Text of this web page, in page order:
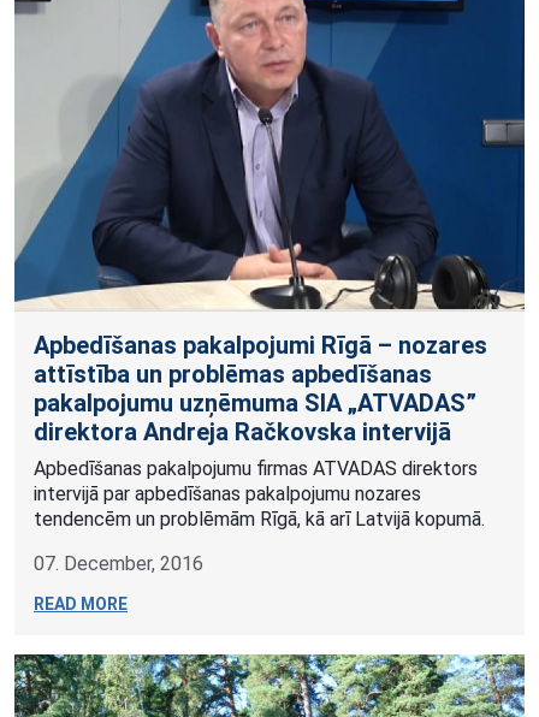
Apbedīšanas pakalpojumi Rīgā – nozares
attīstība un problēmas apbedīšanas
pakalpojumu uzņēmuma SIA „ATVADAS”
direktora Andreja Račkovska intervijā
Apbedīšanas pakalpojumu firmas ATVADAS direktors
intervijā par apbedīšanas pakalpojumu nozares
tendencēm un problēmām Rīgā, kā arī Latvijā kopumā.
07. December, 2016
READ MORE